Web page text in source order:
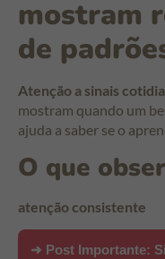
mostram
de
Atenção a sinais
mostram quando um
ajuda a saber se o
O que
atenção consistente
➜ Post Importante: